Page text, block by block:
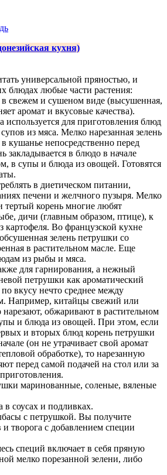
кухня)
универсальной пряностью, и
блюдах любые части растения:
в свежем и сушеном виде (высушенная,
аромат и вкусовые качества).
используется для приготовления блюд
из мяса. Мелко нарезанная зелень
кушанье непосредственно перед
закладывается в блюдо в начале
в супы и блюда из овощей. Готовятся
в диетическом питании,
печени и желчного пузыря. Мелко
тертый корень многие любят
дичи (главным образом, птице), к
картофеля. Во французской кухне
зелень петрушки со
в растительном масле. Еще
из рыбы и мяса.
для гарнирования, а нежный
петрушки как ароматический
вкусу нечто среднее между
Например, китайцы свежий или
обжаривают в растительном
и блюда из овощей. При этом, если
и вторых блюд корень петрушки
(он не утрачивает свой аромат
обработке), то нарезанную
перед самой подачей на стол или за
маринованные, соленые, вяленые
соусах и подливках.
с петрушкой. Вы получите
и творога с добавлением специи
специй включает в себя пряную
мелко порезанной зелени, либо